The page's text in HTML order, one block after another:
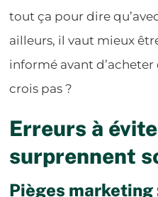
tout ça pour dire
ailleurs, il vaut mieux
informé avant
crois pas ?
Erreurs à
surprennent
Pièges